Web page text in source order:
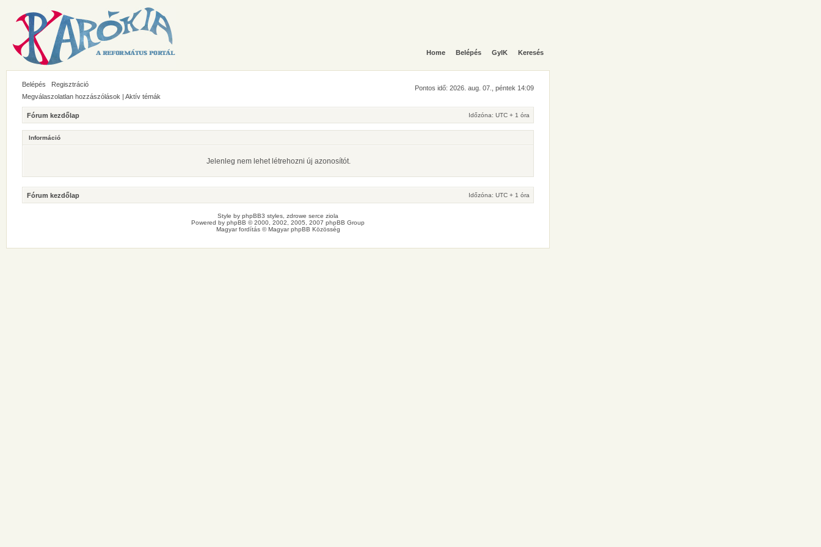
Home Belépés GyIK Keresés
Belépés Regisztráció
Pontos idő: 2026. aug. 07., péntek 14:09
Megválaszolatlan hozzászólások | Aktív témák
Fórum kezdőlap Időzóna: UTC + 1 óra
Információ
Jelenleg nem lehet létrehozni új azonosítót.
Fórum kezdőlap Időzóna: UTC + 1 óra
Style by phpBB3 styles , zdrowe serce ziola
Powered by phpBB © 2000, 2002, 2005, 2007 phpBB Group
Magyar fordítás ©Magyar phpBB Közösség